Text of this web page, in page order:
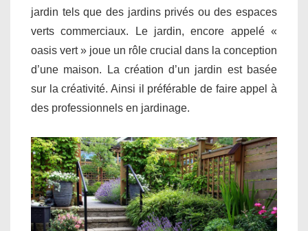
jardin tels que des jardins privés ou des espaces
verts commerciaux. Le jardin, encore appelé «
oasis vert » joue un rôle crucial dans la conception
d’une maison. La création d’un jardin est basée
sur la créativité. Ainsi il préférable de faire appel à
des professionnels en jardinage.